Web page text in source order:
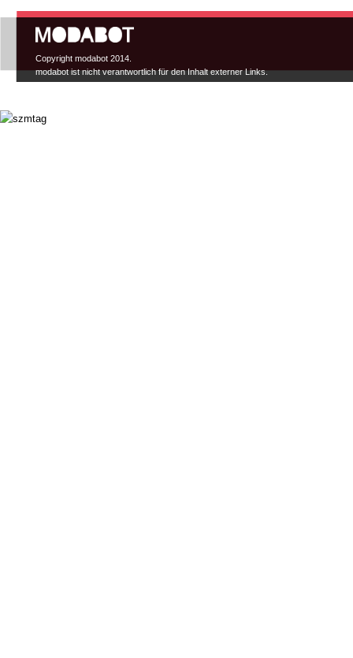
Hauptmenü
Copyright modabot 2014.
modabot ist nicht verantwortlich für den Inhalt externer Links.